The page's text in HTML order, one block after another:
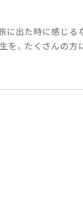
に出た時に感じる
を。たくさんの方